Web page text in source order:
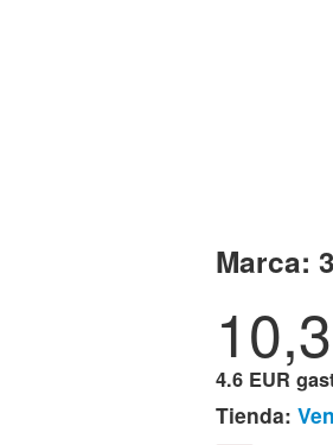
Marca:
4.6 EUR
Tienda: